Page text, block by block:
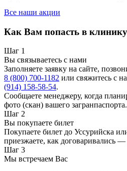
Все наши акции
Как Вам попасть в
Шаг 1
Вы связываетесь с нами
Заполняете заявку на сайте,
8 (800) 700-1182 или свяжитесь с
(914) 158-58-54.
Сообщаете менеджеру, когда
фото (скан) вашего загранпаспорта.
Шаг 2
Вы покупаете билет
Покупаете билет до Уссурийска
приезжаете, как договаривались
Шаг 3
Мы встречаем Вас